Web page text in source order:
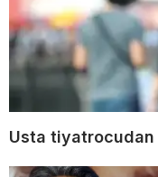
Usta tiyatrocudan